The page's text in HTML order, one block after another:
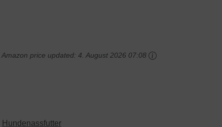
Amazon price updated:4. August 2026 07:08
Hundenassfutter